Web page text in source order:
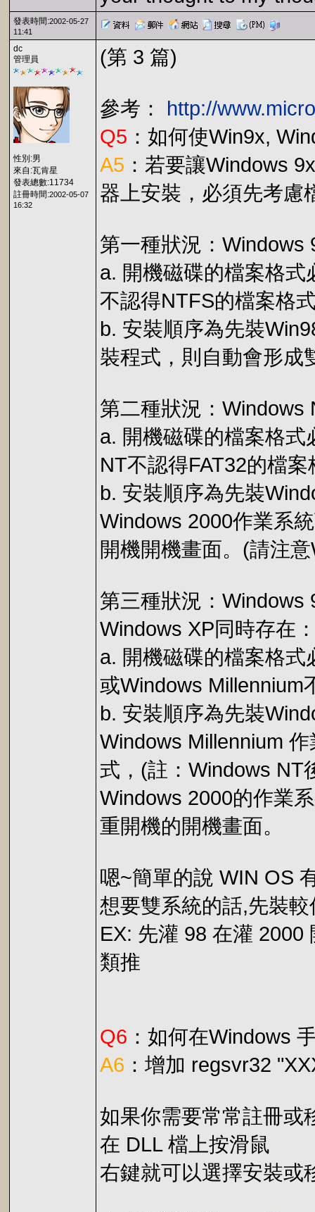
發表時間:2002-05-27
11:41
dc
管理員
性別:男
來自:瓦肯星
發表總數:11734
註冊時間:2002-05-07
16:32
(第 3 篇)
參考： http://
Q5 ：如何使Win9x,
A5 ：若要讓Windows
器上安裝，必須先考慮
第一種狀況：Windows
a. 開機磁碟的檔案格式
不認得NTFS的檔案格
b. 安裝順序為先裝
裝程式，則自動會形成
第二種狀況：Windows
a. 開機磁碟的檔案格式
NT不認得FAT32的檔
b. 安裝順序為先裝
Windows 2000作業系
開機開機畫面。(請注
第三種狀況：Windows
Windows XP同時存在
a. 開機磁碟的檔案格式
或Windows Millennium
b. 安裝順序為先裝
Windows Millennium
式，(註：Windows NT
Windows 2000的作業
重開機的開機畫面。
嗯~簡單的說 WIN OS
想要雙系統的話,先裝
EX: 先灌 98 在灌 2000
類推
Q6 ：如何在Windows
A6 ：增加 regsvr32
如果你需要常常註冊或
在 DLL 檔上按滑鼠
右鍵就可以選擇安裝或